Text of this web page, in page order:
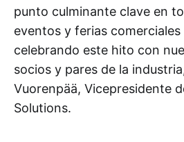
punto culminante clave en
eventos y ferias
celebrando este hito con
socios y pares de la
Vuorenpää, Vicepresidente
Solutions.